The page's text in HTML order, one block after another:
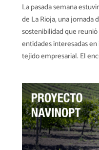
La pasada semana
de La Rioja, una jornada
sostenibilidad que
entidades interesadas
tejido empresarial. El